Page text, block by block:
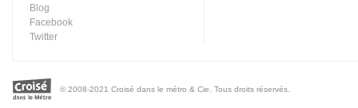
Blog
Facebook
Twitter
© 2008-2021 Croisé dans le métro & Cie. Tous droits réservés.